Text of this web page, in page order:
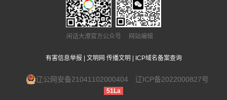
闲话大潦官方公众号 网站编辑
有害信息举报 文明网 传播文明 ICP域名备案查询
辽公网安备21041102000404 辽ICP备2022000827号
51La